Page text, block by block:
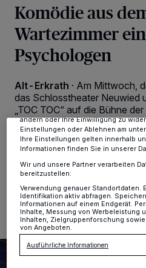
Komödie aus
Wartezimmer
Psychologen
Alt-Erkrath · Am Mittwoch,
das Schlosstheater Neuwied
„TOC TOC“ auf die Bühne
der Neanderstraße. Wir
Abend.
02.11.2024 , 13:51 Uhr Eine
Wir und unsere218-Partner
personenbezogene Daten wie
Kennungen auf Ihrem Gerät zu. Durch
verarbeiten Daten, um Ihnen Dienste
Zwecke. Wenn Tracker deaktiviert
Anzeigen möglicherweise nicht mehr
dieses Menü jederzeit wieder
ändern oder Ihre Einwilligung zu
Einstellungen oder Ablehnen am
Ihre Einstellungen gelten innerhalb
Informationen finden Sie in unserer
Wir und unsere Partner verarbeiten
bereitzustellen:
Verwendung genauer Standortdaten.
Identifikation aktiv abfragen.
Informationen auf einem Endgerät.
Inhalte, Messung von Werbeleistung
Inhalten, Zielgruppenforschung
von Angeboten.
Ausführliche Informationen